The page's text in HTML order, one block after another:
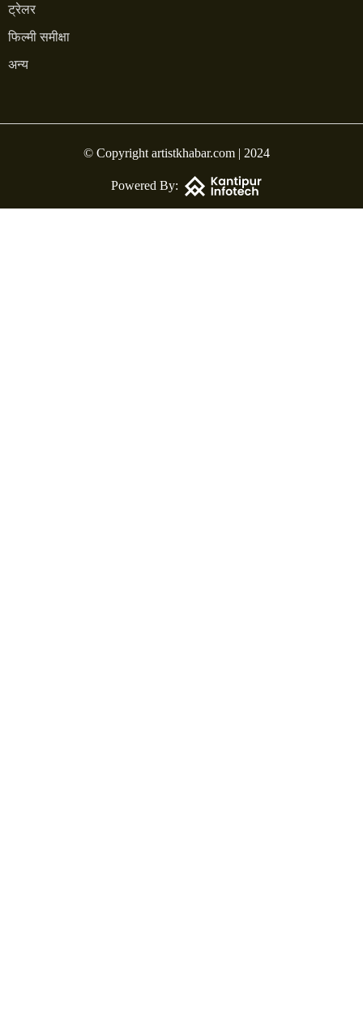
ट्रेलर
फिल्मी समीक्षा
अन्य
© Copyright artistkhabar.com | 2024
Powered By: